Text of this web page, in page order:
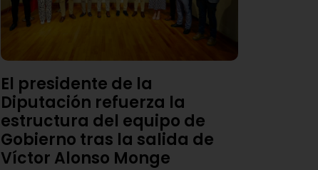
El presidente de la
Diputación refuerza la
estructura del equipo de
Gobierno tras la salida de
Víctor Alonso Monge